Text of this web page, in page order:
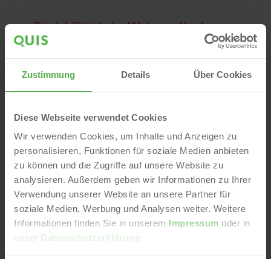
Zustimmung Details Über Cookies
Diese Webseite verwendet Cookies
Wir verwenden Cookies, um Inhalte und Anzeigen zu
personalisieren, Funktionen für soziale Medien anbieten
zu können und die Zugriffe auf unsere Website zu
analysieren. Außerdem geben wir Informationen zu Ihrer
Verwendung unserer Website an unsere Partner für
soziale Medien, Werbung und Analysen weiter. Weitere
Informationen finden Sie in unserem Impressum oder in
unser Datenschutzerklärung
Rentabilität beim Wohnen: Kaufen
oder Mieten?
durchschnittlichen Kaufpreise, während die
Mieten steigen. Trotzdem ist die Miete im
Kauf. Das belegt eine aktuelle Analyse von
QUIS, Deutschlands größter...
Investieren & Bewerten
Bettina Harms 30. Nov 2023